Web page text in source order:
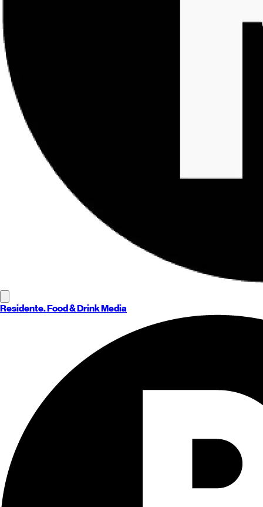
Residente. Food & Drink Media